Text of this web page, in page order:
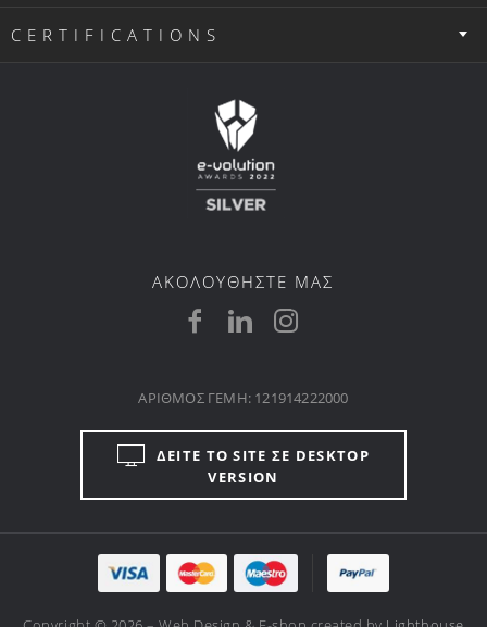
CERTIFICATIONS
ΑΚΟΛΟΥΘΗΣΤΕ ΜΑΣ
ΔΕΙΤΕ ΤΟ SITE ΣΕ DESKTOP
VERSION
ΑΡΙΘΜΟΣ ΓΕΜΗ: 121914222000